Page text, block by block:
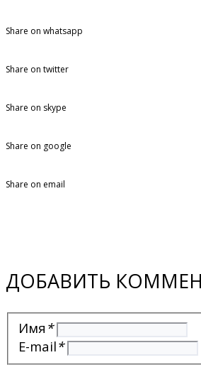
Share on whatsapp
Share on twitter
Share on skype
Share on google
Share on email
ДОБАВИТЬ
Имя *
E-mail*